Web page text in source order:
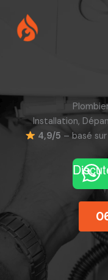
contenu
Installation,
4,9/5 – basé sur